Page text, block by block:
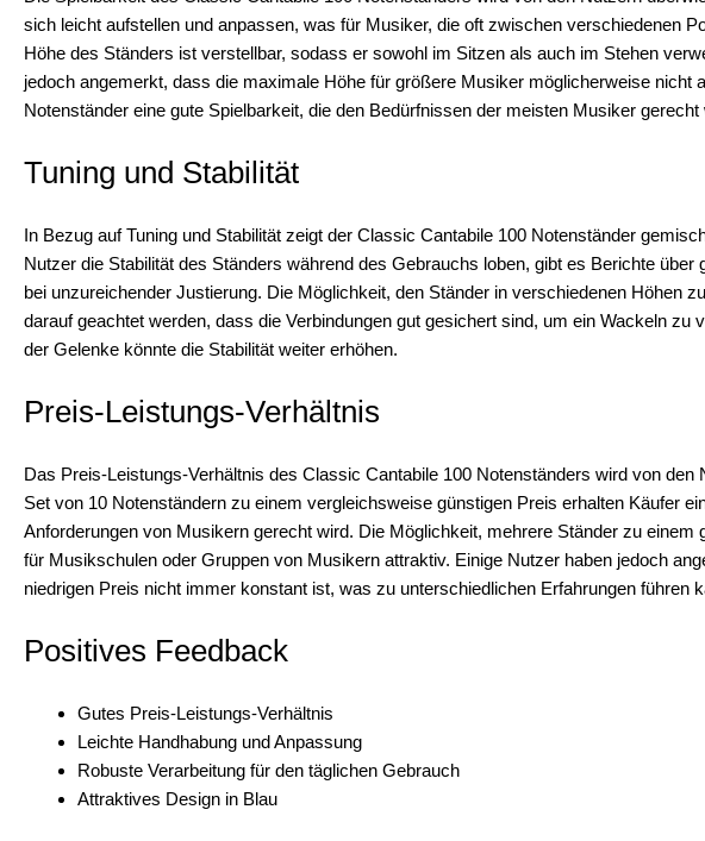
sich leicht aufstellen und anpassen, was für Musiker, die oft zwischen verschiedenen
Höhe des Ständers ist verstellbar, sodass er sowohl im Sitzen als auch im Stehen
jedoch angemerkt, dass die maximale Höhe für größere Musiker möglicherweise nicht
Notenständer eine gute Spielbarkeit, die den Bedürfnissen der meisten Musiker gerecht
Tuning und Stabilität
In Bezug auf Tuning und Stabilität zeigt der Classic Cantabile 100 Notenständer
Nutzer die Stabilität des Ständers während des Gebrauchs loben, gibt es Berichte
bei unzureichender Justierung. Die Möglichkeit, den Ständer in verschiedenen Höhen
darauf geachtet werden, dass die Verbindungen gut gesichert sind, um ein Wackeln zu
der Gelenke könnte die Stabilität weiter erhöhen.
Preis-Leistungs-Verhältnis
Das Preis-Leistungs-Verhältnis des Classic Cantabile 100 Notenständers wird von
Set von 10 Notenständern zu einem vergleichsweise günstigen Preis erhalten Käufer
Anforderungen von Musikern gerecht wird. Die Möglichkeit, mehrere Ständer zu einem
für Musikschulen oder Gruppen von Musikern attraktiv. Einige Nutzer haben jedoch
niedrigen Preis nicht immer konstant ist, was zu unterschiedlichen Erfahrungen führen
Positives Feedback
Gutes Preis-Leistungs-Verhältnis
Leichte Handhabung und Anpassung
Robuste Verarbeitung für den täglichen Gebrauch
Attraktives Design in Blau